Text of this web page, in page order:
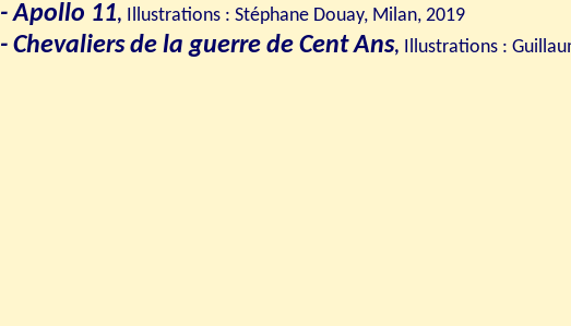
- Apollo 11, Illustrations : Stéphane Douay, Milan, 2019
- Chevaliers de la guerre de Cent Ans, Illustrations :